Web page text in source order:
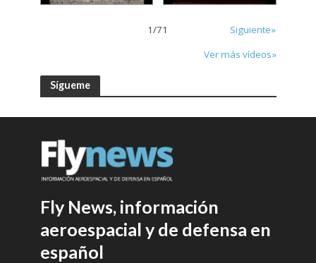
1/71
Siguiente»
Ver más vídeos»
Sígueme
Fly News, información
aeroespacial y de defensa en
español